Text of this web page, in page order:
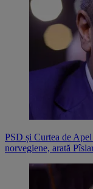
PSD și Curtea de
norvegiene, arată